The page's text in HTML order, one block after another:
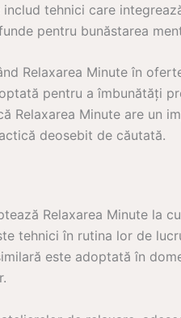
tehnici care
pentru bunăstarea
Relaxarea Minute în
pentru a îmbunătăți
Relaxarea Minute are un
deosebit de căutată.
Relaxarea Minute la
tehnici în rutina lor de
este adoptată în